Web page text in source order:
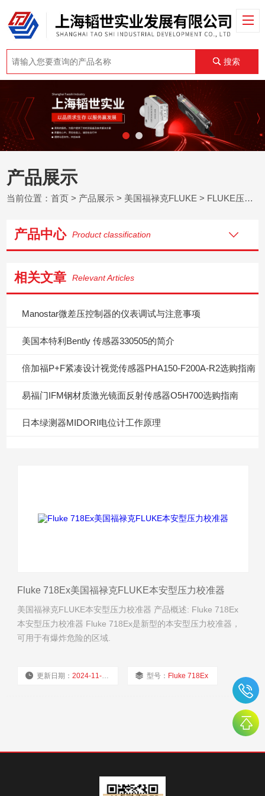
搜索
产品展示
当前位置：首页 > 产品展示 > 美国福禄克FLUKE > FLUKE压力校准器
产品中心 Product classification
相关文章 Relevant Articles
Manostar微差压控制器的仪表调试与注意事项
美国本特利Bently 传感器330505的简介
倍加福P+F紧凑设计视觉传感器PHA150-F200A-R2选购指南
易福门IFM钢材质激光镜面反射传感器O5H700选购指南
日本绿测器MIDORI电位计工作原理
Fluke 718Ex美国福禄克FLUKE本安型压力校准器
美国福禄克FLUKE本安型压力校准器 产品概述: Fluke 718Ex
本安型压力校准器 Fluke 718Ex是新型的本安型压力校准器，
可用于有爆炸危险的区域.
更新日期：2024-11-23 型号： Fluke 718Ex